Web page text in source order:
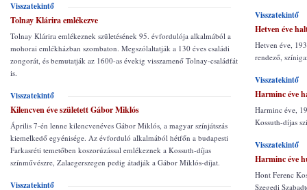
Visszatekintő
Tolnay Klárira emlékezve
Tolnay Klárira emlékeznek születésének 95. évfordulója alkalmából a
mohorai emlékházban szombaton. Megszólaltatják a 130 éves családi
zongorát, és bemutatják az 1600-as évekig visszamenő Tolnay-családfát
is.
Visszatekintő
Kilencven éve született Gábor Miklós
Április 7-én lenne kilencvenéves Gábor Miklós, a magyar színjátszás
kiemelkedő egyénisége. Az évforduló alkalmából hétfőn a budapesti
Farkasréti temetőben koszorúzással emlékeznek a Kossuth-díjas
színművészre, Zalaegerszegen pedig átadják a Gábor Miklós-díjat.
Visszatekintő
Visszatekintő
Hetven éve
Hetven éve,
rendező,
Visszatekintő
Harminc éve
Harminc éve,
Kossuth-díjas
Visszatekintő
Harminc éve
Hont Ferenc
Szegedi